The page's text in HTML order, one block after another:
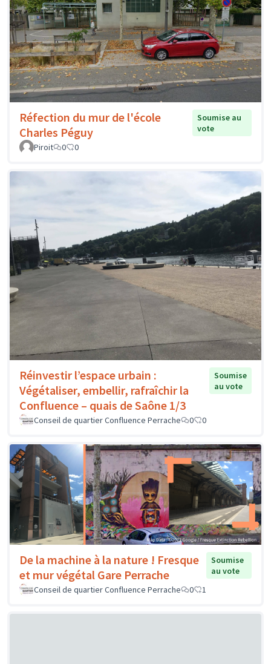
Réfection du mur de l'école
Charles Péguy
Soumise au
vote
Piroit
0 0
Réinvestir l’espace urbain :
Végétaliser, embellir, rafraîchir la
Confluence – quais de Saône 1/3
Soumise
au vote
Conseil de quartier Confluence Perrache 0 0
De la machine à la nature ! Fresque
et mur végétal Gare Perrache
Soumise
au vote
Conseil de quartier Confluence Perrache
0 1